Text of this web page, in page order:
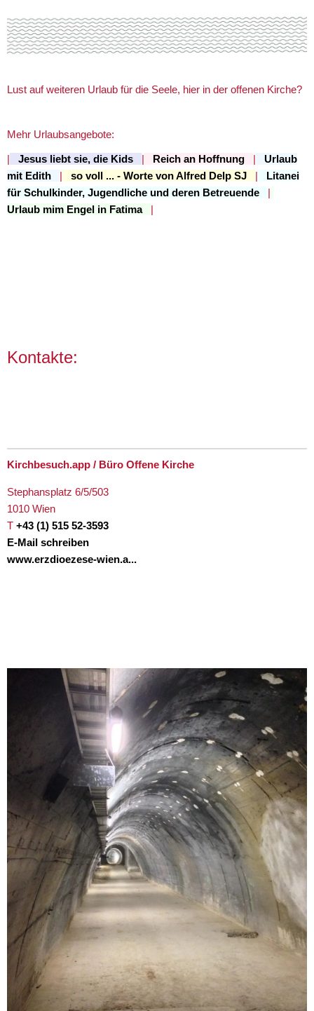
Lust auf weiteren Urlaub für die Seele, hier in der offenen Kirche?
Mehr Urlaubsangebote:
| Jesus liebt sie, die Kids | Reich an Hoffnung | Urlaub
mit Edith | so voll ... - Worte von Alfred Delp SJ | Litanei
für Schulkinder, Jugendliche und deren Betreuende |
Urlaub mim Engel in Fatima |
Kontakte:
Kirchbesuch.app / Büro Offene Kirche
Stephansplatz 6/5/503
1010 Wien
T +43 (1) 515 52-3593
E-Mail schreiben
www.erzdioezese-wien.a...